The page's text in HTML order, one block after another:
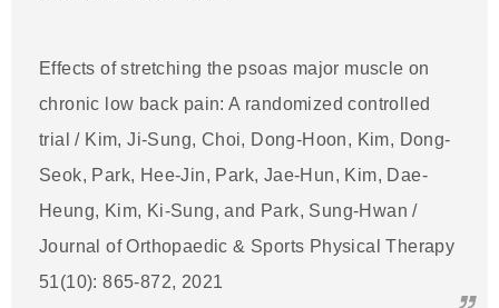
Effects of stretching the psoas major muscle on
chronic low back pain: A randomized controlled
trial / Kim, Ji-Sung, Choi, Dong-Hoon, Kim, Dong-
Seok, Park, Hee-Jin, Park, Jae-Hun, Kim, Dae-
Heung, Kim, Ki-Sung, and Park, Sung-Hwan /
Journal of Orthopaedic & Sports Physical Therapy
51(10): 865-872, 2021